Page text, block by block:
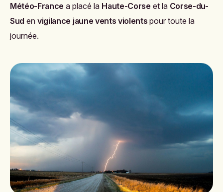
Météo-France a placé la Haute-Corse et la Corse-du-
Sud envigilance jaune vents violents pour toute la
journée.